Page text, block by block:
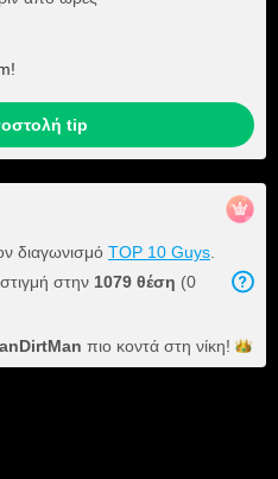
tip
διαγωνισμό TOP 10 Guys
στην 1079 θέση (0
πιο κοντά στη νίκη!